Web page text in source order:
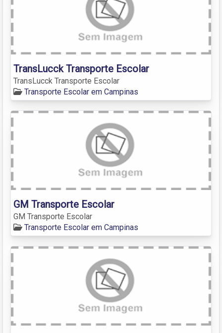
TransLucck Transporte Escolar
TransLucck Transporte Escolar
Transporte Escolar em Campinas
GM Transporte Escolar
GM Transporte Escolar
Transporte Escolar em Campinas